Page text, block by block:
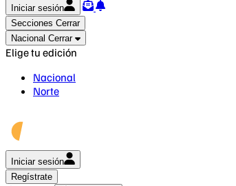
Iniciar sesión
Secciones Cerrar
Nacional Cerrar
Elige tu edición
Nacional
Norte
Iniciar sesión
Regístrate